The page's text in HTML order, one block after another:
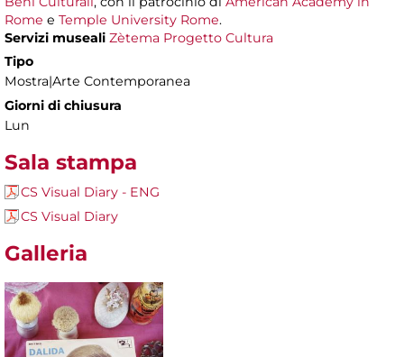
Rome e Temple University Rome.
Servizi museali Zètema Progetto Cultura
Tipo
Mostra|Arte Contemporanea
Giorni di chiusura
Lun
Sala stampa
CS Visual Diary - ENG
CS Visual Diary
Galleria